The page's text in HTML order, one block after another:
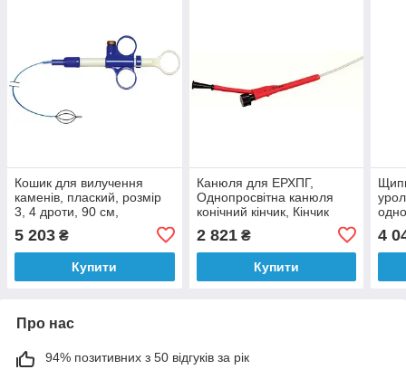
Кошик для вилучення
каменів, плаский, розмір
3, 4 дроти, 90 см,
стандартний, нітіноловий
5 203 ₴
Купити
Канюля для ЕРХПГ,
Однопросвітна канюля
конічний кінчик, Кінчик
довжина 200 (см),
Робочий канал Ø 2.8(мм)
2 821₴
Купити
4
Про нас
94% позитивних з 50 відгуків за рік